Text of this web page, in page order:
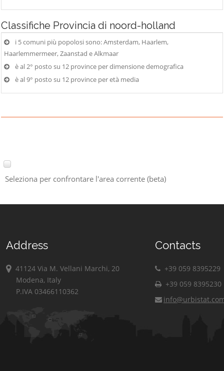
Classifiche Provincia di noord-holland
i 5 comuni più popolosi sono: Amsterdam, Haarlem,
Haarlemmermeer, Zaanstad e Alkmaar
è al 2° posto su 12 province per dimensione demografica
è al 9° posto su 12 province per età media
Seleziona per confrontare l'area corrente (beta)
Address
41124 Via M. Vellani Marchi, 20
Modena, Italy
P.IVA 03466110362
Contacts
+39 059 8395229
+39 059 8395230